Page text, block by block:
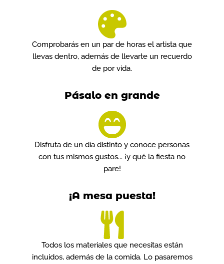
Comprobarás en un par de horas el artista que
llevas dentro, además de llevarte un recuerdo
de por vida.
Pásalo en grande
Disfruta de un día distinto y conoce personas
con tus mismos gustos... ¡y qué la fiesta no
pare!
¡A mesa puesta!
Todos los materiales que necesitas están
incluidos, además de la comida. Lo pasaremos